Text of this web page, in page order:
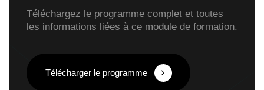
Téléchargez le programme complet et toutes
les informations liées à ce module de formation.
Télécharger le programme